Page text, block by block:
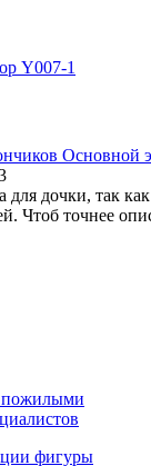
Y007-1
Основной
для дочки, так
Чтоб точнее
пожилыми
фигуры